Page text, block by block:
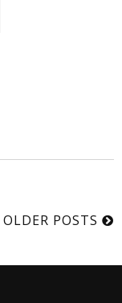
OLDER POSTS